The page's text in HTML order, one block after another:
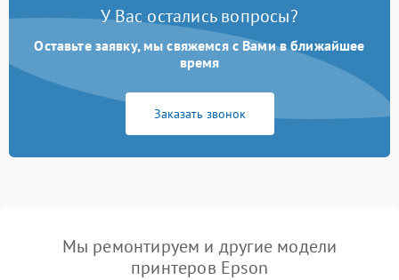
У Вас остались вопросы?
Оставьте заявку, мы свяжемся с Вами в ближайшее
время
Заказать звонок
Мы ремонтируем и другие модели
принтеров Epson